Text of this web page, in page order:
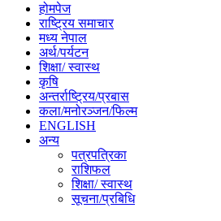
होमपेज
राष्ट्रिय समाचार
मध्य नेपाल
अर्थ/पर्यटन
शिक्षा/ स्वास्थ
कृषि
अन्तर्राष्ट्रिय/प्रबास
कला/मनोरञ्जन/फिल्म
ENGLISH
अन्य
पत्रपत्रिका
राशिफल
शिक्षा/ स्वास्थ
सूचना/प्रबिधि